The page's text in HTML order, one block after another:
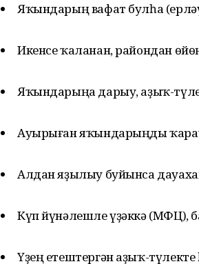
Яҡындарың вафат булһа
Икенсе ҡаланан, райондан
Яҡындарыңа дарыу, аҙыҡ-
Ауырыған яҡындарыңды
Алдан яҙылыу буйынса
Күп йүнәлешле үҙәккә (МФЦ),
Үҙең етештергән аҙыҡ-